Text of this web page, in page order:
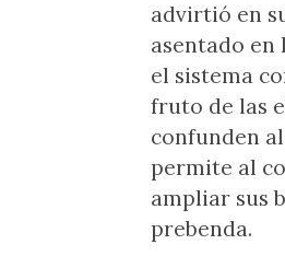
advirtió en
asentado en
el sistema
fruto de las
confunden
permite al
ampliar sus
prebenda.